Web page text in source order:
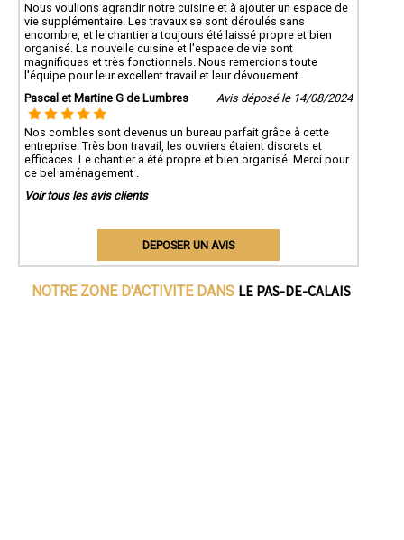
Nous voulions agrandir notre cuisine et à ajouter un espace de
vie supplémentaire. Les travaux se sont déroulés sans
encombre, et le chantier a toujours été laissé propre et bien
organisé. La nouvelle cuisine et l'espace de vie sont
magnifiques et très fonctionnels. Nous remercions toute
l'équipe pour leur excellent travail et leur dévouement.
Pascal et Martine G de Lumbres
Avis déposé le 14/08/2024
Nos combles sont devenus un bureau parfait grâce à cette
entreprise. Très bon travail, les ouvriers étaient discrets et
efficaces. Le chantier a été propre et bien organisé. Merci pour
ce bel aménagement .
Voir tous les avis clients
DEPOSER UN AVIS
NOTRE ZONE D'ACTIVITE DANS LE PAS-DE-CALAIS